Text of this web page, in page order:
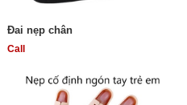
Đai nẹp chân
Call